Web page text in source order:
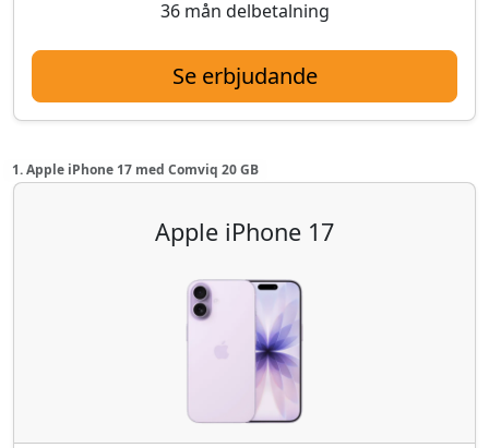
36 mån delbetalning
Se erbjudande
1. Apple iPhone 17 med Comviq 20 GB
Apple iPhone 17